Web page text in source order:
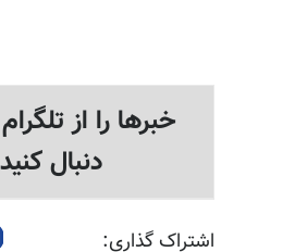
خبرها را از
دنبال کنید
اشتراک گذاری: